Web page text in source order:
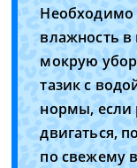
Необходимо
влажность в
мокрую
тазик с
нормы, если
двигаться,
по свежему